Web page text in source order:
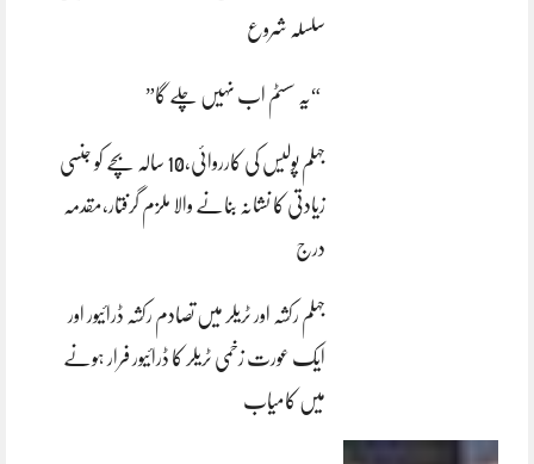
سلسلہ شروع
“یہ سسٹم اب نہیں چلے گا”
جہلم پولیس کی کارروائی،10 سالہ بچے کو جنسی
زیادتی کا نشانہ بنانے والا ملزم گرفتار،مقدمہ
درج
جہلم رکشہ اور ٹریلر میں تصادم رکشہ ڈرائیور اور
ایک عورت زخمی ٹریلر کا ڈرائیور فرار ہونے
میں کامیاب